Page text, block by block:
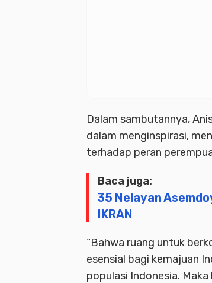
Dalam sambutannya,
dalam menginspirasi,
terhadap peran
Baca juga:
35 Nelayan
IKRAN
“Bahwa ruang untuk
esensial bagi kemajuan
populasi Indonesia.